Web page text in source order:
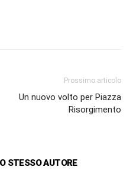
Prossimo articolo
Un nuovo volto per Piazza
Risorgimento
STESSO AUTORE